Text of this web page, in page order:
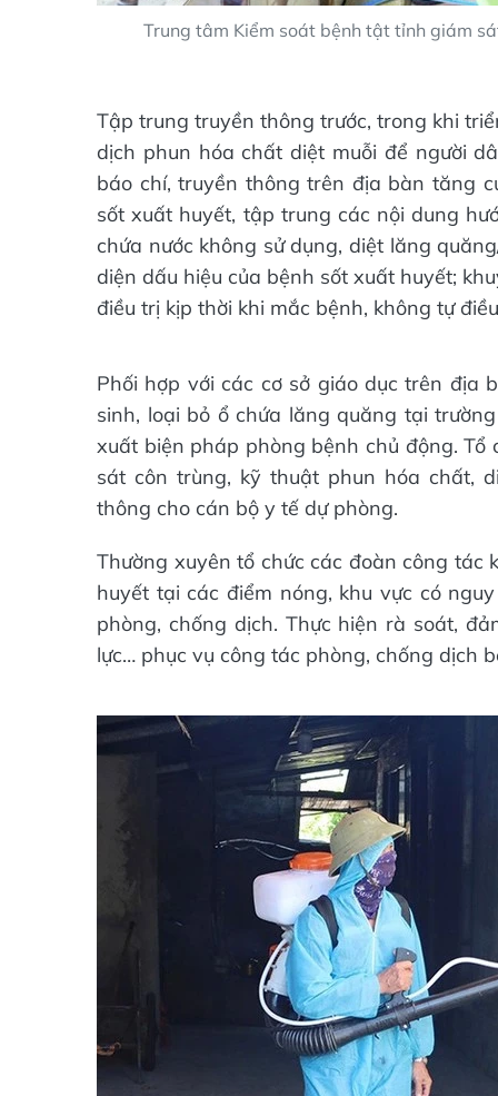
Trung tâm Kiểm soát bệnh tật tỉnh giám
Tập trung truyền thông trước, trong khi
dịch phun hóa chất diệt muỗi để người
báo chí, truyền thông trên địa bàn tăng
sốt xuất huyết, tập trung các nội dung
chứa nước không sử dụng, diệt lăng
diện dấu hiệu của bệnh sốt xuất huyết;
điều trị kịp thời khi mắc bệnh, không tự
Phối hợp với các cơ sở giáo dục trên địa
sinh, loại bỏ ổ chứa lăng quăng tại
xuất biện pháp phòng bệnh chủ động.
sát côn trùng, kỹ thuật phun hóa chất,
thông cho cán bộ y tế dự phòng.
Thường xuyên tổ chức các đoàn công tác
huyết tại các điểm nóng, khu vực có
phòng, chống dịch. Thực hiện rà soát,
lực… phục vụ công tác phòng, chống dịch